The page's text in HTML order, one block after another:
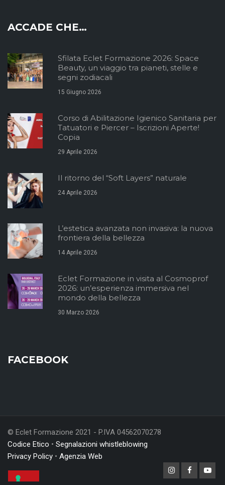
ACCADE CHE…
Sfilata Eclet Formazione 2026: Space
Beauty, un viaggio tra pianeti, stelle e
segni zodiacali
15 Giugno 2026
Corso di Abilitazione Igienico Sanitaria per
Tatuatori e Piercer – Iscrizioni Aperte!
Copia
29 Aprile 2026
Il ritorno del “Soft Layers” naturale
24 Aprile 2026
L’estetica avanzata non invasiva: la nuova
frontiera della bellezza
14 Aprile 2026
Eclet Formazione in visita al Cosmoprof
2026: un’esperienza immersiva nel
mondo della bellezza
30 Marzo 2026
FACEBOOK
© Eclet Formazione 2021 - P.IVA 04562070278
Codice Etico • Segnalazioni whistleblowing
Privacy Policy • Agenzia Web